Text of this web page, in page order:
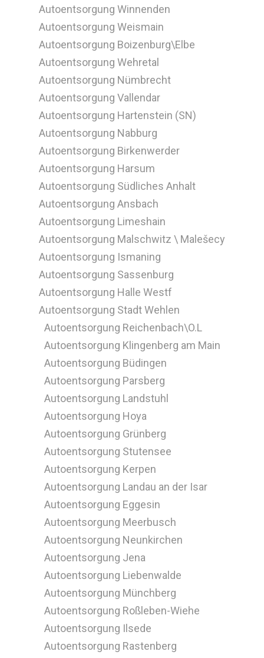
Autoentsorgung Winnenden
Autoentsorgung Weismain
Autoentsorgung Boizenburg\Elbe
Autoentsorgung Wehretal
Autoentsorgung Nümbrecht
Autoentsorgung Vallendar
Autoentsorgung Hartenstein (SN)
Autoentsorgung Nabburg
Autoentsorgung Birkenwerder
Autoentsorgung Harsum
Autoentsorgung Südliches Anhalt
Autoentsorgung Ansbach
Autoentsorgung Limeshain
Autoentsorgung Malschwitz \ Malešecy
Autoentsorgung Ismaning
Autoentsorgung Sassenburg
Autoentsorgung Halle Westf
Autoentsorgung Stadt Wehlen
Autoentsorgung Reichenbach\O.L
Autoentsorgung Klingenberg am Main
Autoentsorgung Büdingen
Autoentsorgung Parsberg
Autoentsorgung Landstuhl
Autoentsorgung Hoya
Autoentsorgung Grünberg
Autoentsorgung Stutensee
Autoentsorgung Kerpen
Autoentsorgung Landau an der Isar
Autoentsorgung Eggesin
Autoentsorgung Meerbusch
Autoentsorgung Neunkirchen
Autoentsorgung Jena
Autoentsorgung Liebenwalde
Autoentsorgung Münchberg
Autoentsorgung Roßleben-Wiehe
Autoentsorgung Ilsede
Autoentsorgung Rastenberg